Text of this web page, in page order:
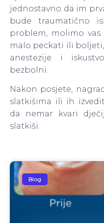
jednostavno da im
bude traumatično
problem, molimo
malo peckati ili
anestezije i
bezbolni.
Nakon posjete,
slatkišima ili ih
da nemar kvari
slatkiši.
Blog